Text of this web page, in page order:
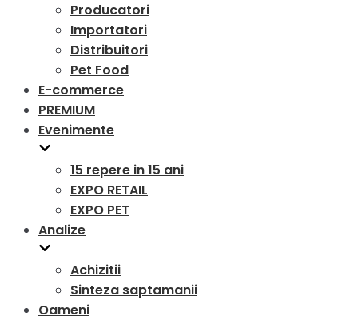
Producatori
Importatori
Distribuitori
Pet Food
E-commerce
PREMIUM
Evenimente
15 repere in 15 ani
EXPO RETAIL
EXPO PET
Analize
Achizitii
Sinteza saptamanii
Oameni